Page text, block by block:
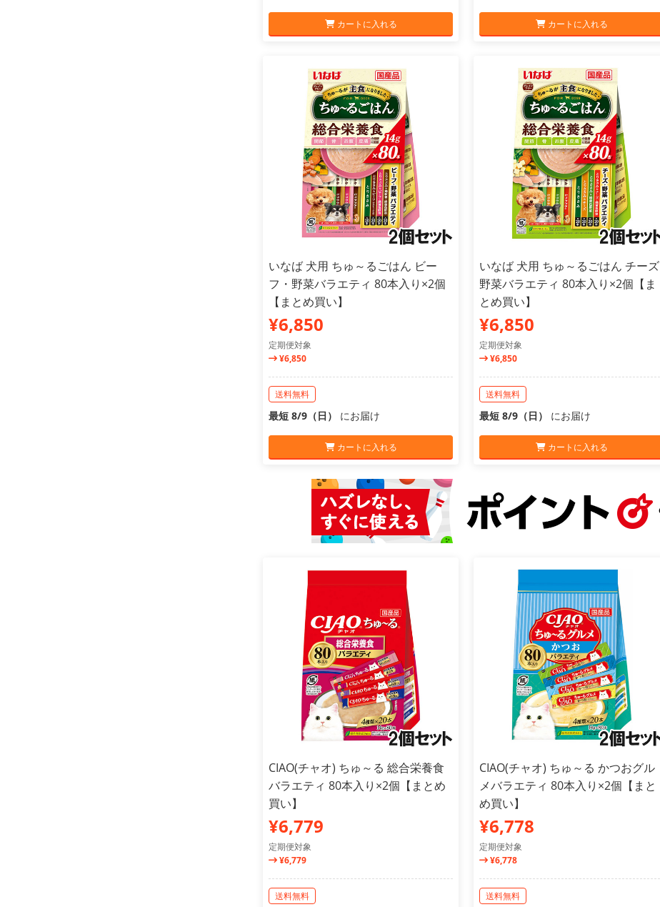
カートに入れる カートに入れる
いなば 犬用 ちゅ～るごはん ビー
フ・野菜バラエティ 80本入り×2個
【まとめ買い】
¥6,850
定期便対象
¥6,850
送料無料
最短 8/9（日） にお届け
カートに入れる
いなば 犬用 ちゅ～るごはん チーズ
野菜バラエティ 80本入り×2個【ま
とめ買い】
¥6,850
定期便対象
¥6,850
送料無料
最短 8/9（日） にお届け
カートに入れる
CIAO(チャオ) ちゅ～る 総合栄養食
バラエティ 80本入り×2個【まとめ
買い】
¥6,779
定期便対象
¥6,779
送料無料
CIAO(チャオ) ちゅ～る かつおグル
メバラエティ 80本入り×2個【まと
め買い】
¥6,778
定期便対象
¥6,778
送料無料